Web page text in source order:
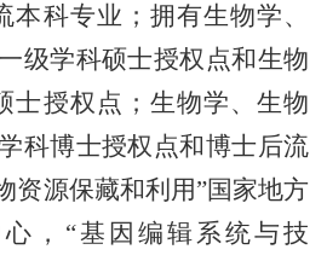
本科专业；拥有生物学、
级学科硕士授权点和生物
士授权点；生物学、生物
科博士授权点和博士后流
资源保藏和利用”国家地方
， “基因编辑系统与技